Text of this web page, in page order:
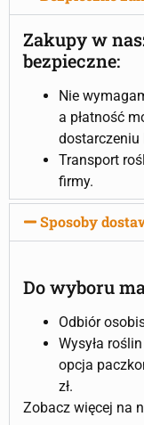
Zakupy w
bezpieczne:
Nie
a płatność
dostarczeniu
Transport
firmy.
Sposoby
Do wyboru
Odbiór
Wysyła
opcja
zł.
Zobacz więcej na